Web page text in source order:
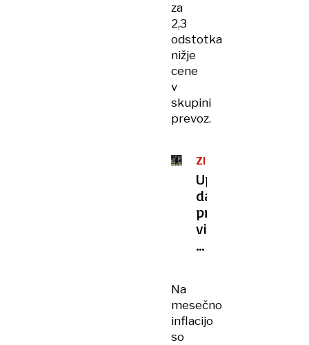
za
2,3
odstotka
nižje
cene
v
skupini
prevoz.
ZPIZ
Upokojenci
danes
prejmejo
višje
pokojnine,
vključena
Na
mesečno
inflacijo
so